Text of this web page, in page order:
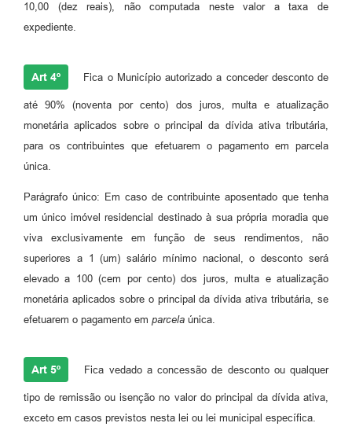
10,00 (dez reais), não computada neste valor a taxa de
expediente.
Art 4º Fica o Município autorizado a conceder desconto de
até 90% (noventa por cento) dos juros, multa e atualização
monetária aplicados sobre o principal da dívida ativa tributária,
para os contribuintes que efetuarem o pagamento em parcela
única.
Parágrafo único: Em caso de contribuinte aposentado que tenha
um único imóvel residencial destinado à sua própria moradia que
viva exclusivamente em função de seus rendimentos, não
superiores a 1 (um) salário mínimo nacional, o desconto será
elevado a 100 (cem por cento) dos juros, multa e atualização
monetária aplicados sobre o principal da dívida ativa tributária, se
efetuarem o pagamento em parcela única.
Art 5º Fica vedado a concessão de desconto ou qualquer
tipo de remissão ou isenção no valor do principal da dívida ativa,
exceto em casos previstos nesta lei ou lei municipal específica.